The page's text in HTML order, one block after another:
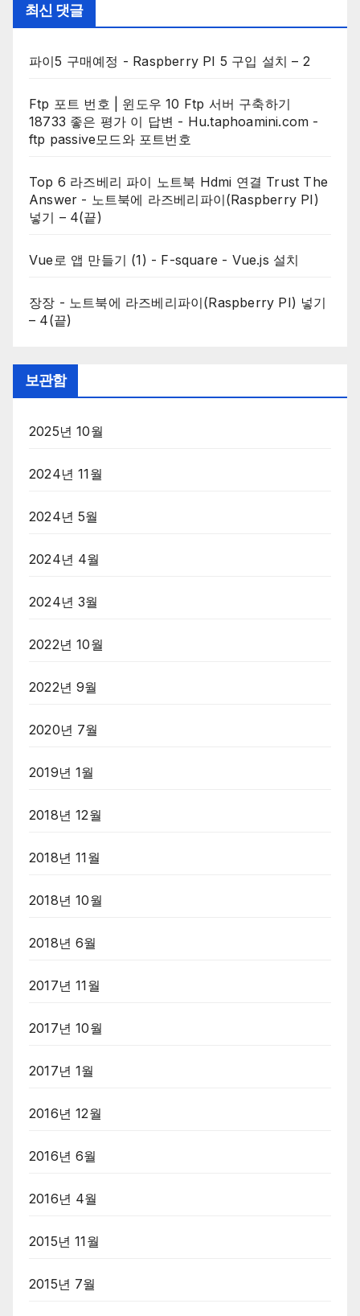
최신 댓글
파이5 구매예정 - Raspberry PI 5 구입 설치 – 2
Ftp 포트 번호 | 윈도우 10 Ftp 서버 구축하기
18733 좋은 평가 이 답변 - Hu.taphoamini.com -
ftp passive모드와 포트번호
Top 6 라즈베리 파이 노트북 Hdmi 연결 Trust The
Answer - 노트북에 라즈베리파이(Raspberry PI)
넣기 – 4(끝)
Vue로 앱 만들기 (1) - F-square - Vue.js 설치
장장 - 노트북에 라즈베리파이(Raspberry PI) 넣기
– 4(끝)
보관함
2025년 10월
2024년 11월
2024년 5월
2024년 4월
2024년 3월
2022년 10월
2022년 9월
2020년 7월
2019년 1월
2018년 12월
2018년 11월
2018년 10월
2018년 6월
2017년 11월
2017년 10월
2017년 1월
2016년 12월
2016년 6월
2016년 4월
2015년 11월
2015년 7월